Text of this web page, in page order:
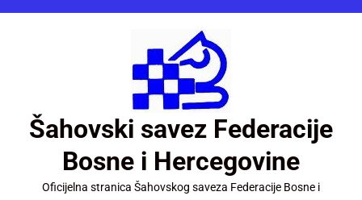
Šahovski savez Federacije
Bosne i Hercegovine
Oficijelna stranica Šahovskog saveza Federacije Bosne i